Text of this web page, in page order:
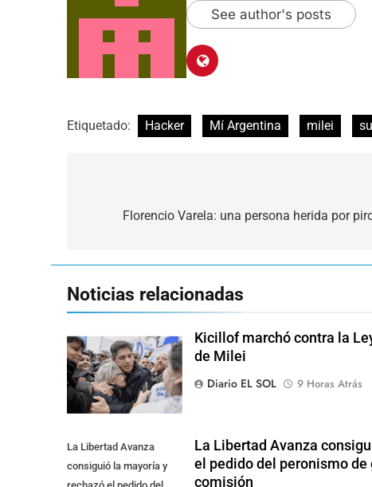
See author's posts
Etiquetado: Hacker Mí Argentina milei
Florencio Varela: una persona herida por
Noticias relacionadas
Kicillof marchó contra la
de Milei
Diario EL SOL
9 Horas Atrás
La Libertad Avanza
consiguió la mayoría y
La Libertad Avanza
el pedido del peronismo de
comisión